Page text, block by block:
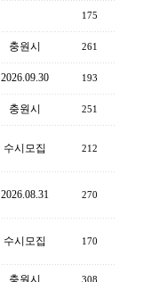
175
충원시 261
2026.09.30 193
충원시 251
수시모집 212
2026.08.31 270
수시모집 170
충원시 308